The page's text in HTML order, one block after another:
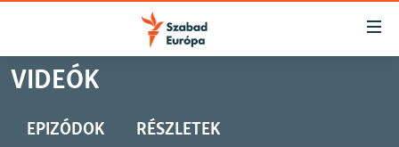
Akadálymentes
Ugrás
oldalra
AKTUÁLIS
VIDEÓK
EPIZÓDOK RÉSZLETEK